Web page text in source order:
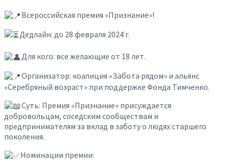
Всероссийская премия «Признание»!
Дедлайн: до 28 февраля 2024 г.
Для кого: все желающие от 18 лет.
Организатор: коалиция «Забота рядом» и альянс
«Серебряный возраст» при поддержке Фонда Тимченко.
Суть: Премия «Признание» присуждается
добровольцам, соседским сообществам и
предпринимателям за вклад в заботу о людях старшего
поколения.
Номинации премии: